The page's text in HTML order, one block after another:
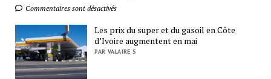
Commentaires sont désactivés
Les prix du super et du gasoil en Côte
d’Ivoire augmentent en mai
PAR VALAIRE S